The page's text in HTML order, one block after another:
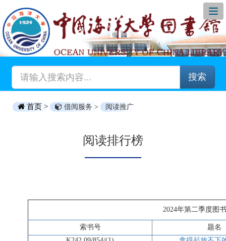
搜索
首页 > 借阅服务 > 阅读推广
阅读排行榜
2024年第二季度图
索书号
题名